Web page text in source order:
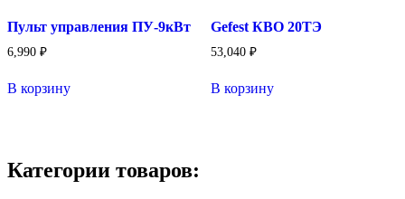
Пульт управления ПУ-9кВт
6,990 ₽
В корзину
Gefest КВО 20ТЭ
53,040 ₽
В корзину
Категории товаров: